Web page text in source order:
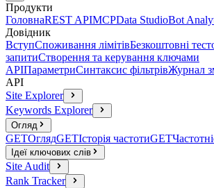
Продукти
ГоловнаREST APIMCPData StudioBot
Довідник
ВступСпоживання лімітівБезкоштовні
запитиСтворення та керування ключами
APIПараметриСинтаксис фільтрівЖурнал
API
Site Explorer
Keywords Explorer
Огляд
GETОглядGETІсторія частотиGET
Ідеї ключових слів
Site Audit
Rank Tracker